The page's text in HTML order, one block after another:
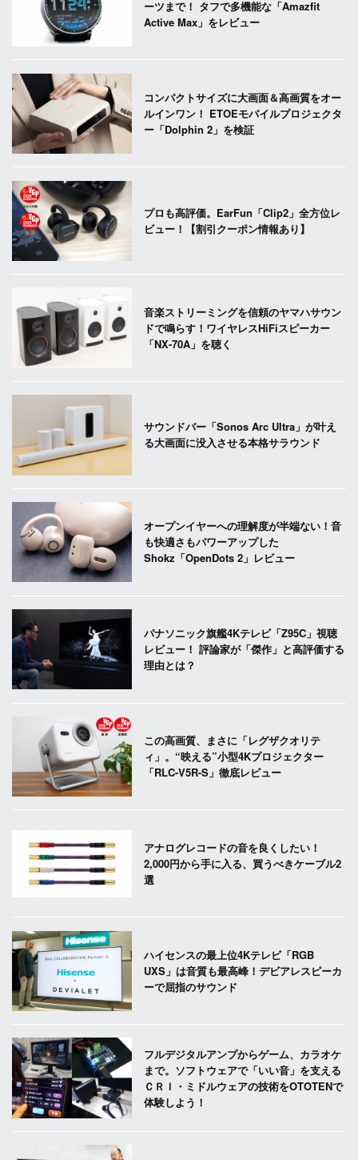
ーツまで！ タフで多機能な「Amazfit
Active Max」をレビュー
コンパクトサイズに大画面＆高画質をオー
ルインワン！ ETOEモバイルプロジェクタ
ー「Dolphin 2」を検証
プロも高評価。EarFun「Clip2」全方位レ
ビュー！【割引クーポン情報あり】
音楽ストリーミングを信頼のヤマハサウン
ドで鳴らす！ワイヤレスHiFiスピーカー
「NX-70A」を聴く
サウンドバー「Sonos Arc Ultra」が叶え
る大画面に没入させる本格サラウンド
オープンイヤーへの理解度が半端ない！音
も快適さもパワーアップした
Shokz「OpenDots 2」レビュー
パナソニック旗艦4Kテレビ「Z95C」視聴
レビュー！ 評論家が「傑作」と高評価する
理由とは？
この高画質、まさに「レグザクオリテ
ィ」。“映える”小型4Kプロジェクター
「RLC-V5R-S」徹底レビュー
アナログレコードの音を良くしたい！
2,000円から手に入る、買うべきケーブル2
選
ハイセンスの最上位4Kテレビ「RGB
UXS」は音質も最高峰！デビアレスピーカ
ーで屈指のサウンド
フルデジタルアンプからゲーム、カラオケ
まで。ソフトウェアで「いい音」を支える
ＣＲＩ・ミドルウェアの技術をOTOTENで
体験しよう！